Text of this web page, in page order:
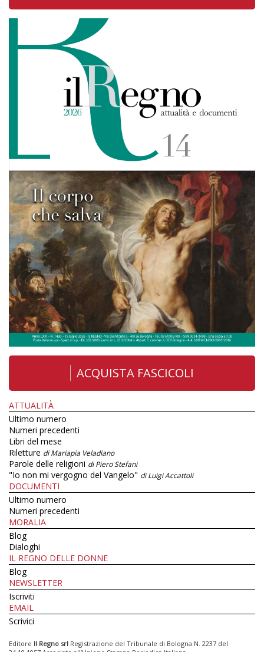
ACQUISTA FASCICOLI
ATTUALITÀ
Ultimo numero
Numeri precedenti
Libri del mese
Riletture di Mariapia Veladiano
Parole delle religioni di Piero Stefani
"Io non mi vergogno del Vangelo" di Luigi Accattoli
DOCUMENTI
Ultimo numero
Numeri precedenti
MORALIA
Blog
Dialoghi
IL REGNO DELLE DONNE
Blog
NEWSLETTER
Iscriviti
EMAIL
Scrivici
Editore Il Regno srl Registrazione del Tribunale di Bologna N. 2237 del